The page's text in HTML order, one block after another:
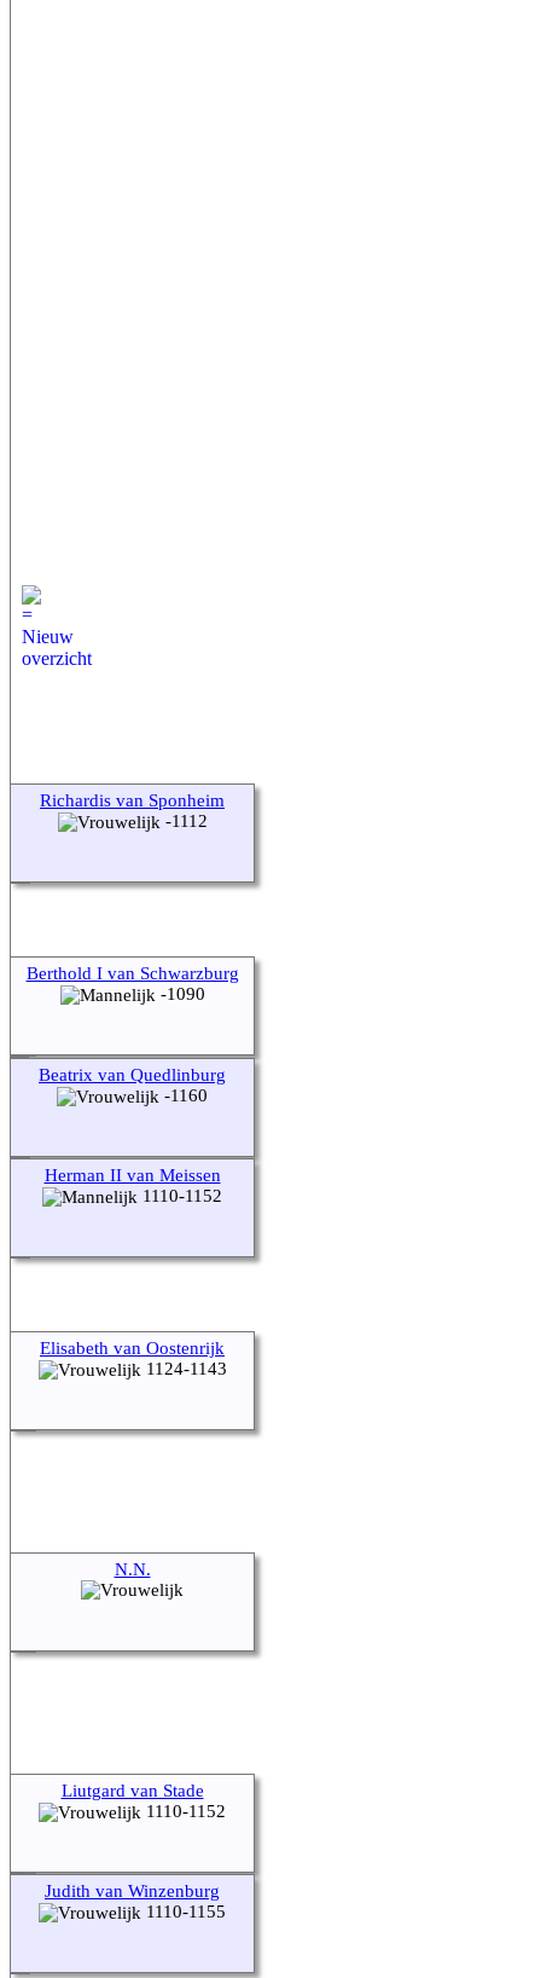
Richardis van Sponheim
-1112
Berthold I van Schwarzburg
-1090
Beatrix van Quedlinburg
-1160
Herman II van Meissen
1110-1152
Elisabeth van Oostenrijk
1124-1143
N.N.
Liutgard van Stade
1110-1152
Judith van Winzenburg
1110-1155